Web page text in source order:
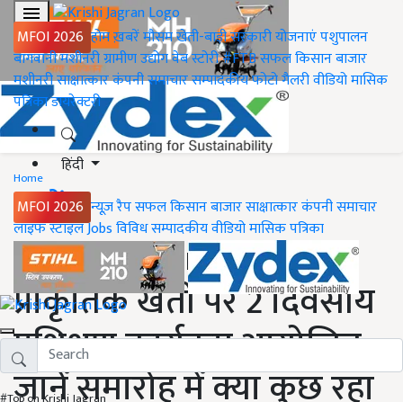
MFOI 2026 होमख़बरेंमौसमखेती-बाड़ीसरकारी योजनाएंपशुपालन
बागवानीमशीनरीग्रामीण उद्योगवेब स्टोरी#FTBसफल किसानबाजार
मशीनरीसाक्षात्कारकंपनी समाचारसम्पादकीयफोटो गैलरीवीडियोमासिक
पत्रिकाडायरेक्टरी
हिंदी
MFOI 2026 न्यूज़ रैपसफल किसानबाजारसाक्षात्कारकंपनी समाचार
लाइफ स्टाइलJobsविविधसम्पादकीयवीडियोमासिक पत्रिका
Home
ख़बरें
Natural Farming:
प्राकृतिक खेती पर 2 दिवसीय
प्रशिक्षण कार्यक्रम आयोजित,
जानें समारोह में क्या कुछ रहा